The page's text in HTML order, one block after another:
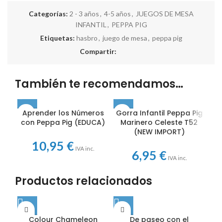
Categorías: 2 - 3 años, 4-5 años, JUEGOS DE MESA
INFANTIL , PEPPA PIG
Etiquetas: hasbro, juego de mesa, peppa pig
Compartir:
También te recomendamos…
Aprender los Números
con Peppa Pig (EDUCA)
10,95 € IVA inc.
Gorra Infantil Peppa Pig
Marinero Celeste T52
(NEW IMPORT)
6,95 € IVA inc.
Productos relacionados
Colour Chameleon De paseo con el